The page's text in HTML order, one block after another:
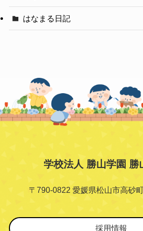
はなまる日記
学校法人 勝山学園 勝
〒790-0822 愛媛県松山市高砂
採用情報